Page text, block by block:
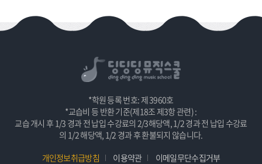
*학원 등록 번호: 제 3960호
*교습비 등 반환 기준(제18조 제3항 관련) :
교습 개시 후 1/3 경과 전 납입 수강료의 2/3해당액, 1/2 경과 전 납입 수강료
의 1/2 해당액, 1/2 경과 후 환불되지 않습니다.
개인정보취급방침
이용약관 이메일무단수집거부